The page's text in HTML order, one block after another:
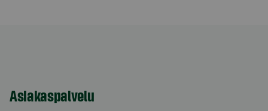
Asiakaspalvelu